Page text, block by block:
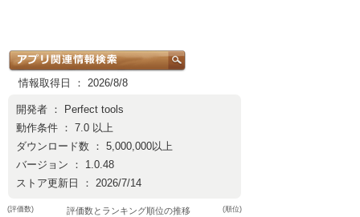
情報取得日 ： 2026/8/8
開発者 ：
Perfect tools
動作条件 ： 7.0 以上
ダウンロード数 ： 5,000,000以上
バージョン ： 1.0.48
ストア更新日 ： 2026/7/14
(評価数) 評価数とランキング順位の推移 (順位)